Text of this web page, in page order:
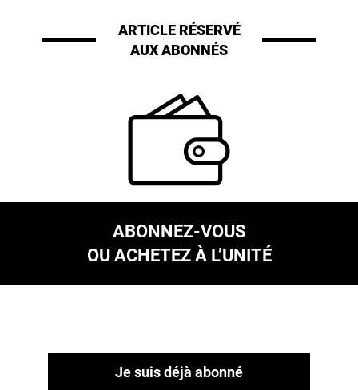
ARTICLE RÉSERVÉ
AUX ABONNÉS
ABONNEZ-VOUS
OU ACHETEZ À L’UNITÉ
Je suis déjà abonné